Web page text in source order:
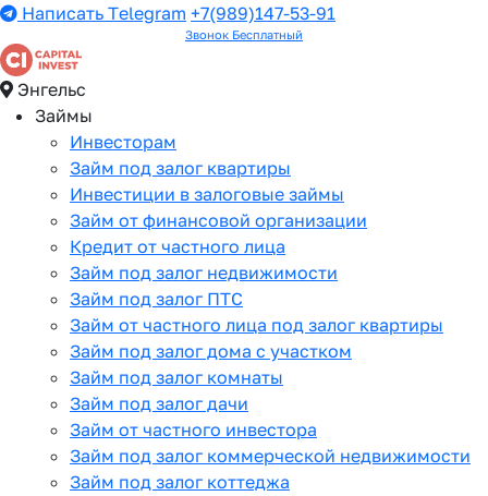
Написать Telegram +7(989)147-53-91
Звонок Бесплатный
Энгельс
Займы
Инвесторам
Займ под залог квартиры
Инвестиции в залоговые займы
Займ от финансовой организации
Кредит от частного лица
Займ под залог недвижимости
Займ под залог ПТС
Займ от частного лица под залог квартиры
Займ под залог дома с участком
Займ под залог комнаты
Займ под залог дачи
Займ от частного инвестора
Займ под залог коммерческой недвижимости
Займ под залог коттеджа